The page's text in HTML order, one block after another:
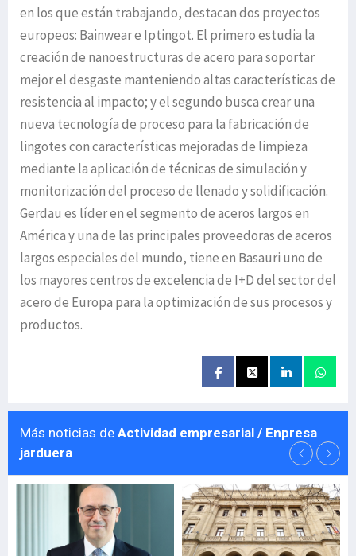
en los que están trabajando, destacan dos proyectos
europeos: Bainwear e Iptingot. El primero estudia la
creación de nanoestructuras de acero para soportar
mejor el desgaste manteniendo altas características de
resistencia al impacto; y el segundo busca crear una
nueva tecnología de proceso para la fabricación de
lingotes con características mejoradas de limpieza
mediante la aplicación de técnicas de simulación y
monitorización del proceso de llenado y solidificación.
Gerdau es líder en el segmento de aceros largos en
América y una de las principales proveedoras de aceros
largos especiales del mundo, tiene en Basauri uno de
los mayores centros de excelencia de I+D del sector del
acero de Europa para la optimización de sus procesos y
productos.
Más noticias de Actividad empresarial / Enpresa
jarduera